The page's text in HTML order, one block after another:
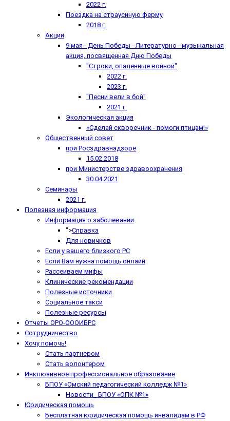
2022 г.
Поездка на страусиную ферму
2018 г.
Акции
9 мая - День Победы - Литературно - музыкальная
акция, посвященная Дню Победы
"Строки, опаленные войной"
2022 г.
2023 г.
"Песни вели в бой"
2021 г.
Экологическая акция
«Сделай скворечник - помоги птицам!»
Общественный совет
при Росздравнадзоре
15.02.2018
при Министерстве здравоохранения
30.04.2021
Семинары
2021 г.
Полезная информация
Информация о заболевании
">Справка
Для новичков
Если у вашего близкого РС
Если Вам нужна помощь онлайн
Рассеиваем мифы
Клинические рекомендации
Полезные источники
Социальное такси
Полезные ресурсы
Отчеты ОРО-ОООИБРС
Сотрудничество
Хочу помочь!
Стать партнером
Стать волонтером
Инклюзивное профессиональное образование
БПОУ «Омский педагогический колледж №1»
Новости_ БПОУ «ОПК №1»
Юридическая помощь
Бесплатная юридическая помощь инвалидам в РФ